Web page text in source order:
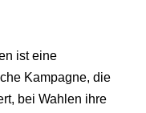
ist eine
Kampagne, die
bei Wahlen ihre